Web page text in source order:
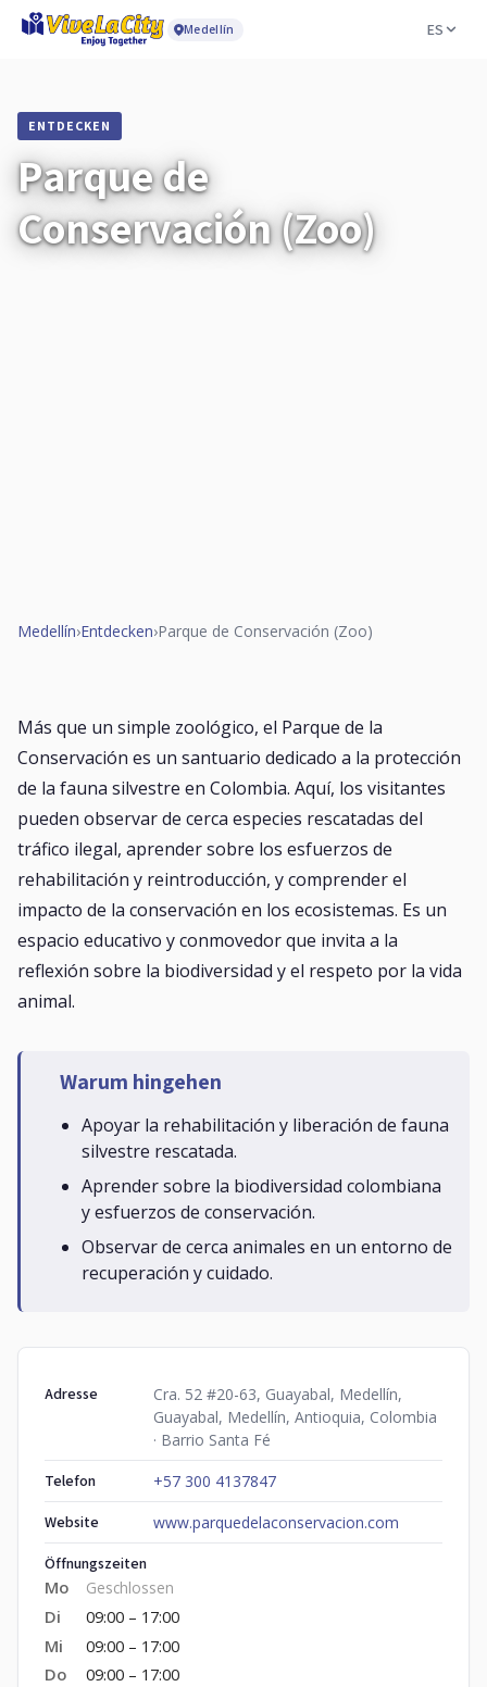
Medellín ES
ENTDECKEN
Parque de
Conservación (Zoo)
Medellín›Entdecken›Parque de Conservación (Zoo)
Más que un simple zoológico, el Parque de la
Conservación es un santuario dedicado a la protección
de la fauna silvestre en Colombia. Aquí, los visitantes
pueden observar de cerca especies rescatadas del
tráfico ilegal, aprender sobre los esfuerzos de
rehabilitación y reintroducción, y comprender el
impacto de la conservación en los ecosistemas. Es un
espacio educativo y conmovedor que invita a la
reflexión sobre la biodiversidad y el respeto por la vida
animal.
Warum hingehen
Apoyar la rehabilitación y liberación de fauna
silvestre rescatada.
Aprender sobre la biodiversidad colombiana
y esfuerzos de conservación.
Observar de cerca animales en un entorno de
recuperación y cuidado.
Adresse
Cra. 52 #20-63, Guayabal, Medellín,
Guayabal, Medellín, Antioquia, Colombia
· Barrio Santa Fé
Telefon +57 300 4137847
Website www.parquedelaconservacion.com
Öffnungszeiten
Mo Geschlossen
Di
09:00 – 17:00
Mi
09:00 – 17:00
Do
09:00 – 17:00